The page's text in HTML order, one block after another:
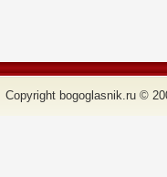
Copyright bogoglasnik.ru ©